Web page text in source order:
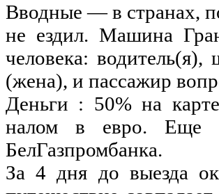
Вводные — в странах,
не ездил. Машина
человека: водитель(я),
(жена), и пассажир
Деньги : 50%на карте
налом в евро. Еще
БелГазпромбанка.
За 4 дня до выезда